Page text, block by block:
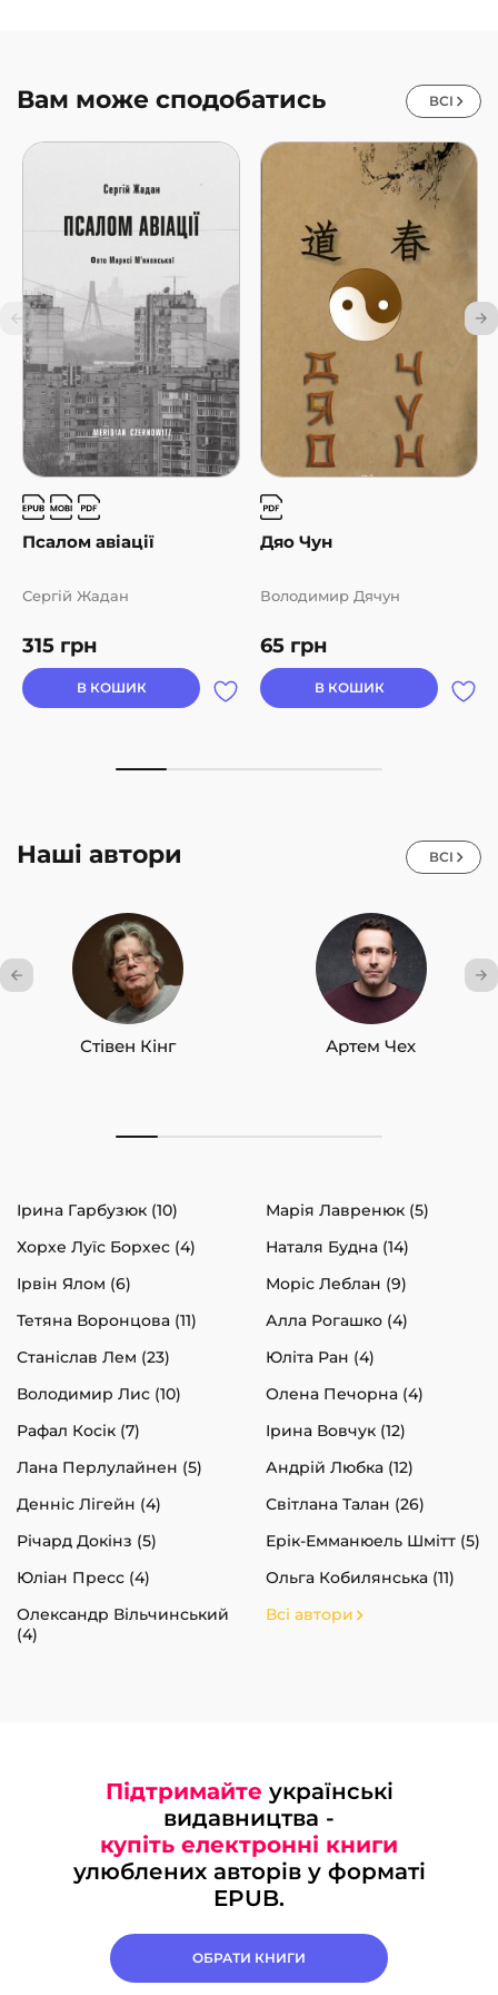
Вам може сподобатись ВСІ
Псалом авіації
315 грн
Сергій Жадан
В КОШИК
Дяо Чун
65 грн
Володимир Дячун
В КОШИК
Наші автори ВСІ
Стівен Кінг Артем Чех
Ірина Гарбузюк (10)
Марія Лавренюк (5)
Хорхе Луїс Борхес (4)
Наталя Будна (14)
Ірвін Ялом (6)
Моріс Леблан (9)
Тетяна Воронцова (11)
Алла Рогашко (4)
Станіслав Лем (23)
Юліта Ран (4)
Володимир Лис (10)
Олена Печорна (4)
Рафал Косік (7)
Ірина Вовчук (12)
Лана Перлулайнен (5)
Андрій Любка (12)
Денніс Лігейн (4)
Світлана Талан (26)
Річард Докінз (5)
Ерік-Емманюель Шмітт (5)
Юліан Пресс (4)
Ольга Кобилянська (11)
Олександр Вільчинський
(4)
Всі автори
Підтримайте українські
видавництва -
купіть електронні книги
улюблених авторів у форматі
EPUB.
ОБРАТИ КНИГИ